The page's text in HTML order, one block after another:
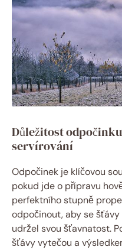
Důležitost
servírování
Odpočinek je klíčovou
pokud jde o přípravu
perfektního stupně
odpočinout, aby se
udržel svou šťavnatost.
šťávy vytečou a